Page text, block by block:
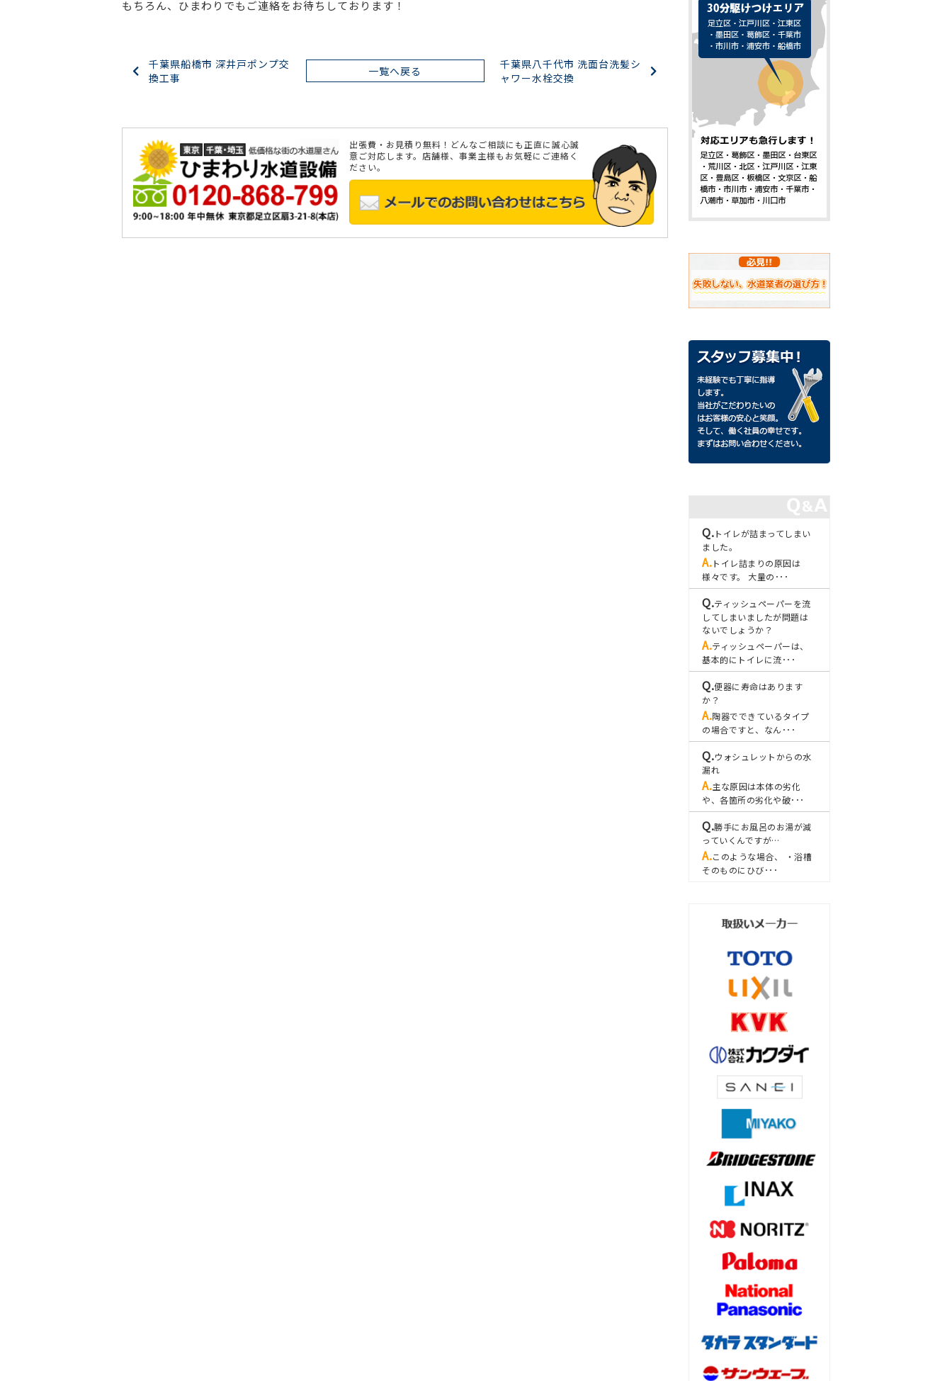
もちろん、ひまわりでもご連絡をお待ちしております！
千葉県船橋市 深井戸ポンプ交
換工事
一覧へ戻る
千葉県八千代市 洗面台洗髪シ
ャワー水栓交換
出張費・お見積り無料！どんなご相談にも正直に誠心誠
意ご対応します。店舗様、事業主様もお気軽にご連絡く
ださい。
トイレが詰まってしまい
ました。
トイレ詰まりの原因は
様々です。 大量の･･･
ティッシュペーパーを流
してしまいましたが問題は
ないでしょうか？
ティッシュペーパーは、
基本的にトイレに流･･･
便器に寿命はあります
か？
陶器でできているタイプ
の場合ですと、なん･･･
ウォシュレットからの水
漏れ
主な原因は本体の劣化
や、各箇所の劣化や破･･･
勝手にお風呂のお湯が減
っていくんですが…
このような場合、 ・浴槽
そのものにひび･･･